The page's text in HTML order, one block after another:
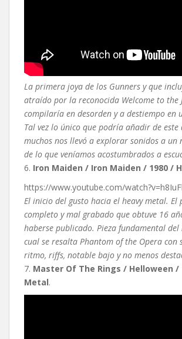
La primera joya de los Gunners y que
atraído por la reconocida Welcome to the
compilaría en desorden y a destiempo en
Tal vez lo único que podría añadir de este
muchos nos llevó a explorar sonidos a un
de lo que veníamos acostumbrados a
6. Iron Maiden / Iron Maiden / 1980 /
https://www.youtube.com/
El inicio del gusto hacia el heavy metal.
completo y mal grabado que obtuve 16
haberse publicado. Pieza fundamental
cual se resalta Phantom of the Opera con
ritmo, riffs, notable bajo y no menos
7. Master Of The Rings / Helloween /
Metal.